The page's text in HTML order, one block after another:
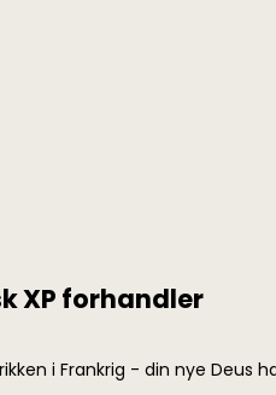
XP forhandler
i Frankrig - din nye Deus